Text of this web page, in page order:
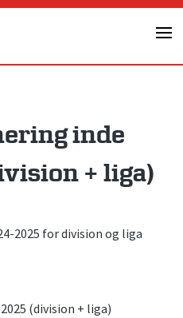
inde
+ liga)
2025 for division og liga
(division + liga)